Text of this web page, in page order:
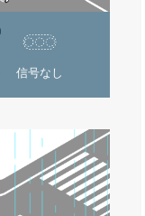
信号なし